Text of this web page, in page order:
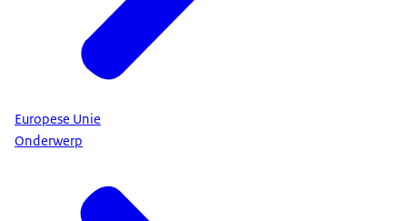
Europese Unie
Onderwerp